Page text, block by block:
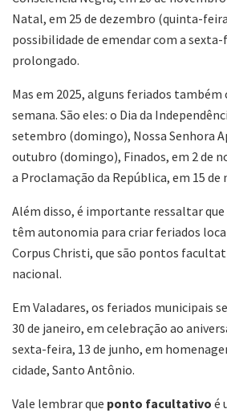
Natal, em 25 de dezembro (quinta-
possibilidade de emendar com a sexta-
prolongado.
Mas em 2025, alguns feriados também
semana. São eles: o Dia da
setembro (domingo), Nossa Senhora
outubro (domingo), Finados, em 2 de
a Proclamação da República, em 15 de
Além disso, é importante ressaltar
têm autonomia para criar feriados
Corpus Christi, que são pontos
nacional.
Em Valadares, os feriados municipais
30 de janeiro, em celebração ao
sexta-feira, 13 de junho, em
cidade, Santo Antônio.
Vale lembrar que ponto facultativo é